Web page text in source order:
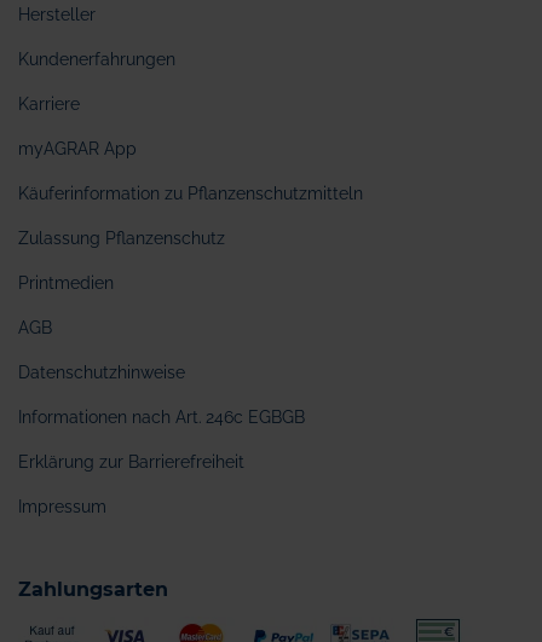
Hersteller
Kundenerfahrungen
Karriere
myAGRAR App
Käuferinformation zu Pflanzenschutzmitteln
Zulassung Pflanzenschutz
Printmedien
AGB
Datenschutzhinweise
Informationen nach Art. 246c EGBGB
Erklärung zur Barrierefreiheit
Impressum
Zahlungsarten